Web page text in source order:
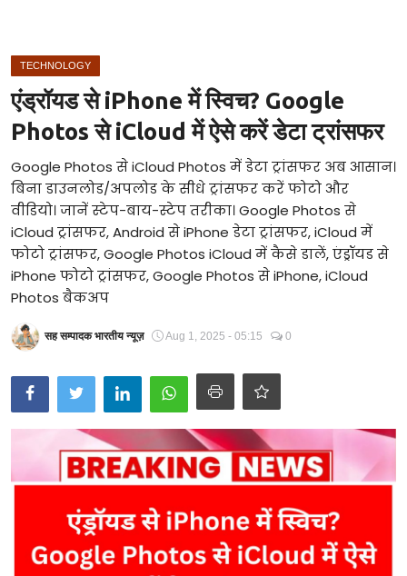
जानकारियाँ
मनोरंजन
Technology
RSS-संघ
TECHNOLOGY
एंड्रॉयड से iPhone में स्विच? Google
Photos से iCloud में ऐसे करें डेटा ट्रांसफर
Google Photos से iCloud Photos में डेटा ट्रांसफर अब आसान।
बिना डाउनलोड/अपलोड के सीधे ट्रांसफर करें फोटो और
वीडियो। जानें स्टेप-बाय-स्टेप तरीका। Google Photos से
iCloud ट्रांसफर, Android से iPhone डेटा ट्रांसफर, iCloud में
फोटो ट्रांसफर, Google Photos iCloud में कैसे डालें, एंड्रॉयड से
iPhone फोटो ट्रांसफर, Google Photos से iPhone, iCloud
Photos बैकअप
सह सम्पादक भारतीय न्यूज़ Aug 1, 2025 - 05:15 0